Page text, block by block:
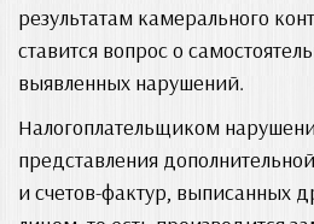
результатам камерального
ставится вопрос о
выявленных нарушений.
Налогоплательщиком
представления
и счетов-фактур, выписанных